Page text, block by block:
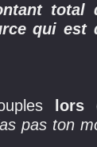
total
qui est
lors
pas ton